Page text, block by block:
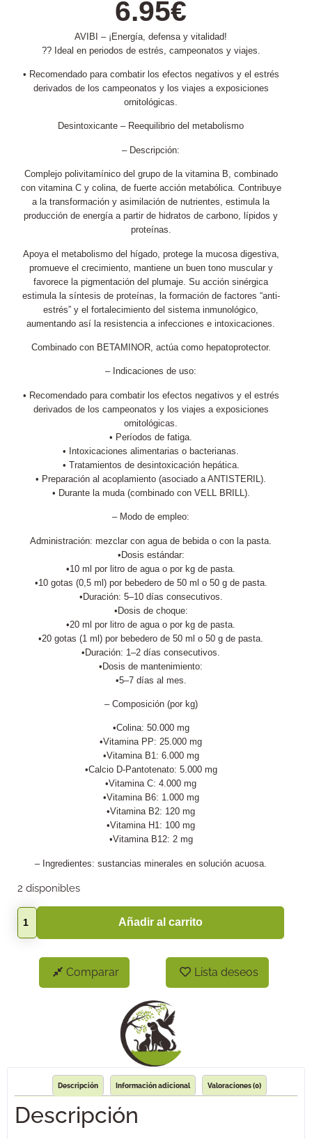
6.95€
AVIBI – ¡Energía, defensa y vitalidad!
?? Ideal en periodos de estrés, campeonatos y viajes.
• Recomendado para combatir los efectos negativos y el estrés
derivados de los campeonatos y los viajes a exposiciones
ornitológicas.
Desintoxicante – Reequilibrio del metabolismo
– Descripción:
Complejo polivitamínico del grupo de la vitamina B, combinado
con vitamina C y colina, de fuerte acción metabólica. Contribuye
a la transformación y asimilación de nutrientes, estimula la
producción de energía a partir de hidratos de carbono, lípidos y
proteínas.
Apoya el metabolismo del hígado, protege la mucosa digestiva,
promueve el crecimiento, mantiene un buen tono muscular y
favorece la pigmentación del plumaje. Su acción sinérgica
estimula la síntesis de proteínas, la formación de factores “anti-
estrés” y el fortalecimiento del sistema inmunológico,
aumentando así la resistencia a infecciones e intoxicaciones.
Combinado con BETAMINOR, actúa como hepatoprotector.
– Indicaciones de uso:
• Recomendado para combatir los efectos negativos y el estrés
derivados de los campeonatos y los viajes a exposiciones
ornitológicas.
• Períodos de fatiga.
• Intoxicaciones alimentarias o bacterianas.
• Tratamientos de desintoxicación hepática.
• Preparación al acoplamiento (asociado a ANTISTERIL).
• Durante la muda (combinado con VELL BRILL).
– Modo de empleo:
Administración: mezclar con agua de bebida o con la pasta.
•Dosis estándar:
•10 ml por litro de agua o por kg de pasta.
•10 gotas (0,5 ml) por bebedero de 50 ml o 50 g de pasta.
•Duración: 5–10 días consecutivos.
•Dosis de choque:
•20 ml por litro de agua o por kg de pasta.
•20 gotas (1 ml) por bebedero de 50 ml o 50 g de pasta.
•Duración: 1–2 días consecutivos.
•Dosis de mantenimiento:
•5–7 días al mes.
– Composición (por kg)
•Colina: 50.000 mg
•Vitamina PP: 25.000 mg
•Vitamina B1: 6.000 mg
•Calcio D-Pantotenato: 5.000 mg
•Vitamina C: 4.000 mg
•Vitamina B6: 1.000 mg
•Vitamina B2: 120 mg
•Vitamina H1: 100 mg
•Vitamina B12: 2 mg
– Ingredientes: sustancias minerales en solución acuosa.
2 disponibles
Añadir al carrito
Comparar Lista deseos
Descripción Información adicional Valoraciones (0)
Descripción